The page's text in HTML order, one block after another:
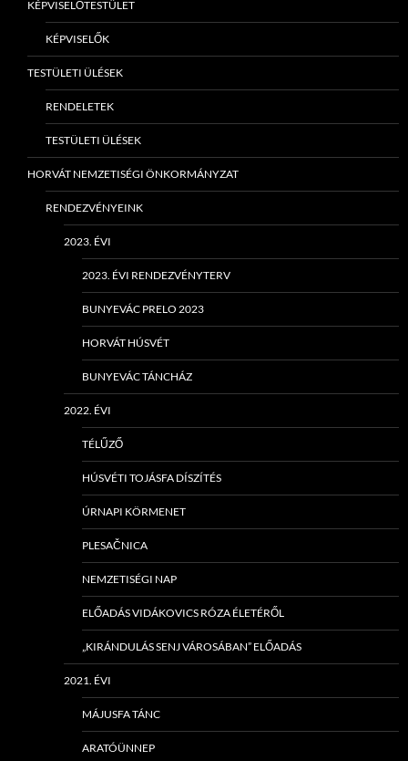
KÉPVISELŐTESTÜLET
KÉPVISELŐK
TESTÜLETI ÜLÉSEK
RENDELETEK
TESTÜLETI ÜLÉSEK
HORVÁT NEMZETISÉGI ÖNKORMÁNYZAT
RENDEZVÉNYEINK
2023. ÉVI
2023. ÉVI RENDEZVÉNYTERV
BUNYEVÁC PRELO 2023
HORVÁT HÚSVÉT
BUNYEVÁC TÁNCHÁZ
2022. ÉVI
TÉLŰZŐ
HÚSVÉTI TOJÁSFA DÍSZÍTÉS
ÚRNAPI KÖRMENET
PLESAČNICA
NEMZETISÉGI NAP
ELŐADÁS VIDÁKOVICS RÓZA ÉLETÉRŐL
„KIRÁNDULÁS SENJ VÁROSÁBAN” ELŐADÁS
2021. ÉVI
MÁJUSFA TÁNC
ARATÓÜNNEP